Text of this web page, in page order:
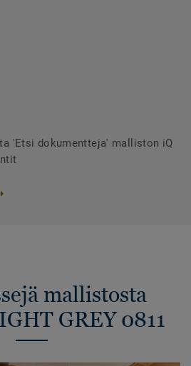
'Etsi dokumentteja' malliston iQ
mallistosta
GREY 0811